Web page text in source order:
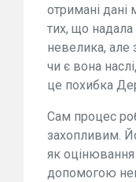
отримані
тих, що
невелика, але
чи є вона
це похибка
Сам процес
захопливим.
як оцінювання
допомогою